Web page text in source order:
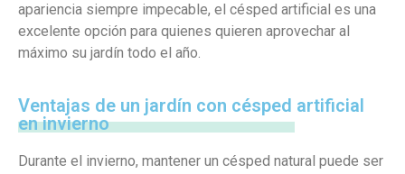
apariencia siempre impecable, el césped artificial es una
excelente opción para quienes quieren aprovechar al
máximo su jardín todo el año.
Ventajas de un jardín con césped artificial
en invierno
Durante el invierno, mantener un césped natural puede ser